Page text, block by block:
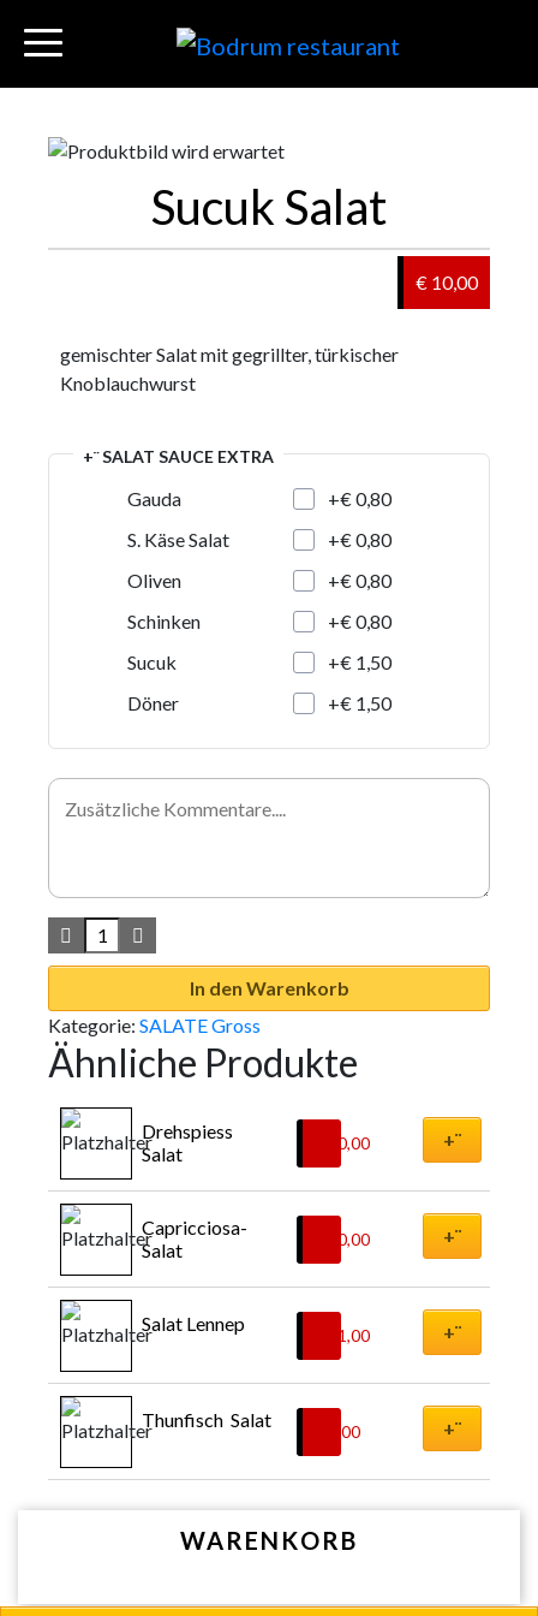
Sucuk Salat
€ 10,00
gemischter Salat mit gegrillter, türkischer
Knoblauchwurst
+¨ SALAT SAUCE EXTRA
Gauda
+€ 0,80
S. Käse Salat
+€ 0,80
Oliven
+€ 0,80
Schinken
+€ 0,80
Sucuk
+€ 1,50
Döner
+€ 1,50
In den Warenkorb
Kategorie: SALATE Gross
Ähnliche Produkte
Drehspiess
Salat
10,00 +¨
Capricciosa-
Salat
10,00 +¨
Salat Lennep
11,00 +¨
Thunfisch  Salat
8,00 +¨
WARENKORB